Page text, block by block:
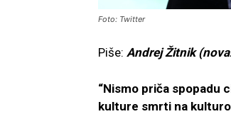
Foto: Twitter
Piše: Andrej Žitnik
“Nismo priča spopadu
kulture smrti na